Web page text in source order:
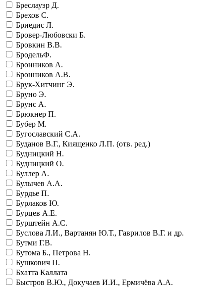
Бреслауэр Д.
Брехов С.
Бриедис Л.
Бровер-Любовски Б.
Бровкин В.В.
БродельФ.
Бронников А.
Бронников А.В.
Брук-Хитчинг Э.
Бруно Э.
Брунс А.
Брюкнер П.
Бубер М.
Бугославский С.А.
Буданов В.Г., Киященко Л.П. (отв. ред.)
Будницкий Н.
Будницкий О.
Буллер А.
Булычев А.А.
Бурдье П.
Бурлаков Ю.
Бурцев А.Е.
Бурштейн А.С.
Буслова Л.И., Вартанян Ю.Т., Гаврилов В.Г. и др.
Бутми Г.В.
Бутома Б., Петрова Н.
Бушкович П.
Бхатта Каллата
Быстров В.Ю., Докучаев И.И., Ермичёва А.А.